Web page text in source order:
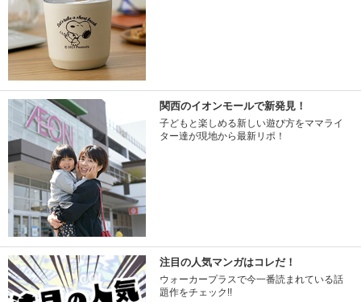
関西のイオンモールで新発見！
子どもと楽しめる新しい遊び方をママライ
ター達が現地から最新リポ！
注目の人気マンガはコレだ！
ウォーカープラスで今一番読まれている話
題作をチェック!!